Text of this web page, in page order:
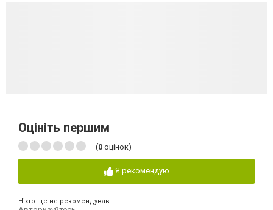
Оцініть першим
(0 оцінок)
Я рекомендую
Ніхто ще не рекомендував